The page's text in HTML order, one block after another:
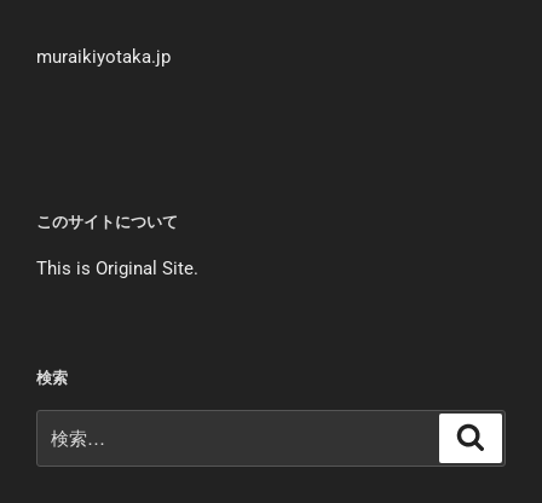
muraikiyotaka.jp
このサイトについて
This is Original Site.
検索
索: